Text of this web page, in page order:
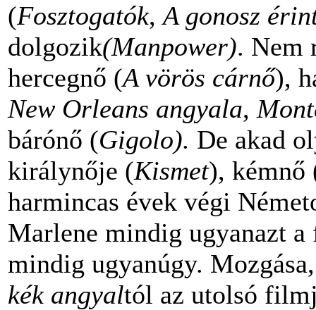
(Fosztogatók,A gonosz
dolgozik(Manpower). Nem
hercegnő (A vörös cárnő),
New Orleans angyala,
bárónő (Gigolo). De akad
királynője (Kismet), kémnő
harmincas évek végi
Marlene mindig ugyanazt
mindig ugyanúgy.
kék angyaltól az utolsó